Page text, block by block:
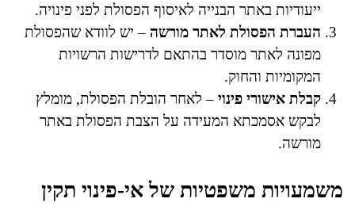
ייעודיות באתר הבנייה לאיסוף הפסולת לפני פינויה.
העברת הפסולת לאתר מורשה – יש לוודא שהפסולת
מפונה לאתר מוסדר בהתאם לדרישות הרשויות
המקומיות והחוק.
קבלת אישורי פינוי – לאחר הובלת הפסולת, מומלץ
לבקש אסמכתא המעידה על הצבת הפסולת באתר
מורשה.
משמעויות משפטיות של אי-פינוי תקין